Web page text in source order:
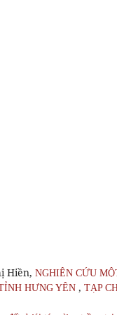
Hiền, NGHIÊN CỨU
HƯNG YÊN , TẠP